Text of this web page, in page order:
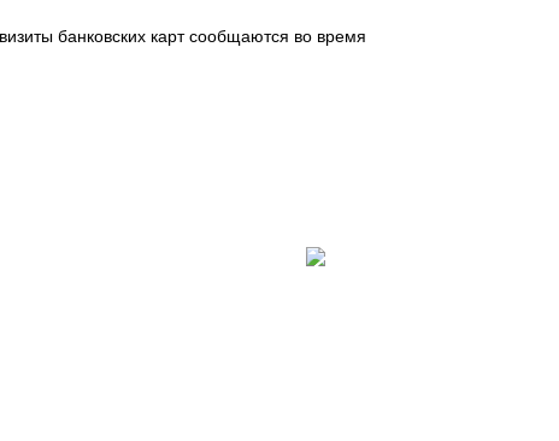
банковских карт сообщаются во время